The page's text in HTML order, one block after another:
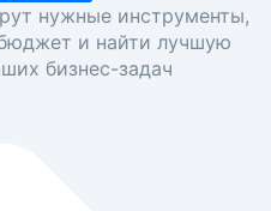
нужные инструменты,
и найти лучшую
бизнес-задач